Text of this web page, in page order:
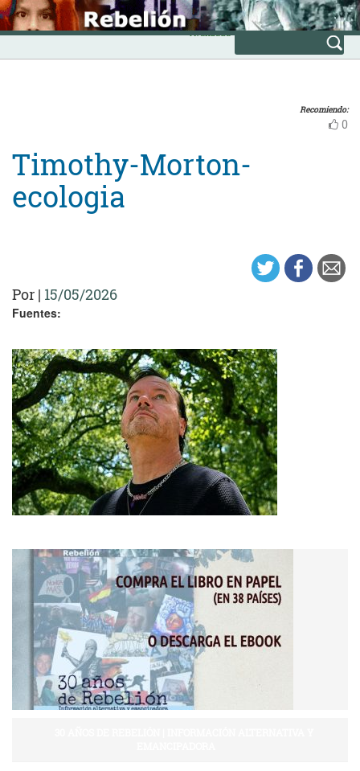
Skip
to
content
INICIO
Avanzada
Recomiendo:
0
Timothy-Morton-
ecologia
Por | 15/05/2026
Fuentes: